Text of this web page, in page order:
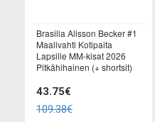
Brasilia Alisson Becker #1
Maalivahti Kotipaita
Lapsille MM-kisat 2026
Pitkähihainen (+ shortsit)
43.75€
109.38€